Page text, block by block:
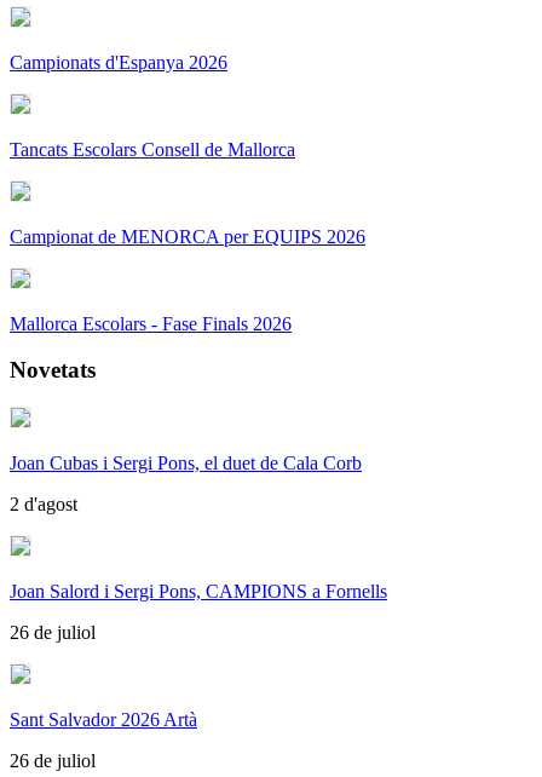
Campionats d'Espanya 2026
Tancats Escolars Consell de Mallorca
Campionat de MENORCA per EQUIPS 2026
Mallorca Escolars - Fase Finals 2026
Novetats
Joan Cubas i Sergi Pons, el duet de Cala Corb
2 d'agost
Joan Salord i Sergi Pons, CAMPIONS a Fornells
26 de juliol
Sant Salvador 2026 Artà
26 de juliol